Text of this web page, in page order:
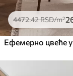
4472.42RSD/m²